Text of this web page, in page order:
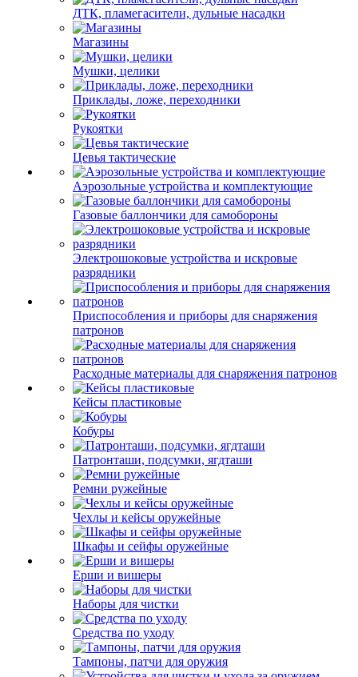
ДТК, пламегасители, дульные насадки
Магазины
Мушки, целики
Приклады, ложе, переходники
Рукоятки
Цевья тактические
Аэрозольные устройства и комплектующие
Газовые баллончики для самобороны
Электрошоковые устройства и искровые
разрядники
Приспособления и приборы для снаряжения
патронов
Расходные материалы для снаряжения патронов
Кейсы пластиковые
Кобуры
Патронташи, подсумки, ягдташи
Ремни ружейные
Чехлы и кейсы оружейные
Шкафы и сейфы оружейные
Ерши и вишеры
Наборы для чистки
Средства по уходу
Тампоны, патчи для оружия